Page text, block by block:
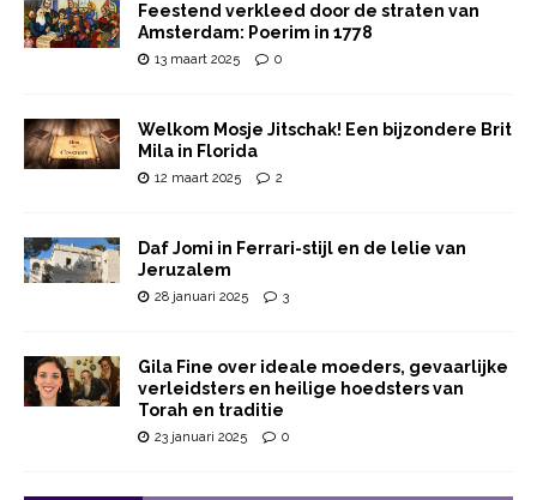
Feestend verkleed door de straten van
Amsterdam: Poerim in 1778
13 maart 2025 0
Welkom Mosje Jitschak! Een bijzondere Brit
Mila in Florida
12 maart 2025 2
Daf Jomi in Ferrari-stijl en de lelie van
Jeruzalem
28 januari 2025 3
Gila Fine over ideale moeders, gevaarlijke
verleidsters en heilige hoedsters van
Torah en traditie
23 januari 2025 0